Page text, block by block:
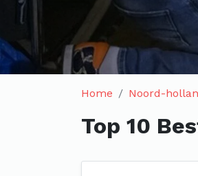
Home Noord-
Top 10